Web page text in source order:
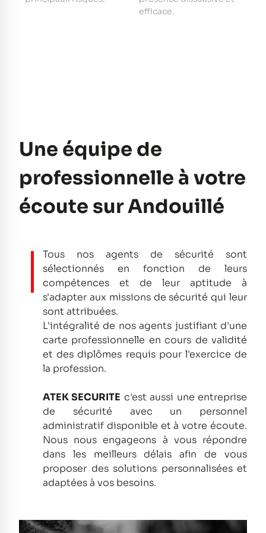
efficace.
Une équipe de
professionnelle à votre
écoute sur Andouillé
Tous nos agents de sécurité sont
sélectionnés en fonction de leurs
compétences et de leur aptitude à
s'adapter aux missions de sécurité qui leur
sont attribuées.
L'intégralité de nos agents justifiant d'une
carte professionnelle en cours de validité
et des diplômes requis pour l'exercice de
la profession.
ATEK SECURITE c'est aussi une entreprise
de sécurité avec un personnel
administratif disponible et à votre écoute.
Nous nous engageons à vous répondre
dans les meilleurs délais afin de vous
proposer des solutions personnalisées et
adaptées à vos besoins.